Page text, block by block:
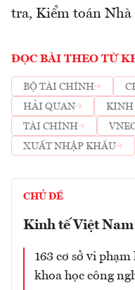
tra, Kiểm toán Nhà
ĐỌC BÀI THEO TỪ
BỘ TÀI CHÍNH
HẢI QUAN
KINH
TÀI CHÍNH
XUẤT NHẬP KHẨU
CHỦ ĐỀ
Kinh tế Việt
163 cơ sở vi
khoa học công